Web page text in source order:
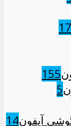
17
155
5
آیفون14